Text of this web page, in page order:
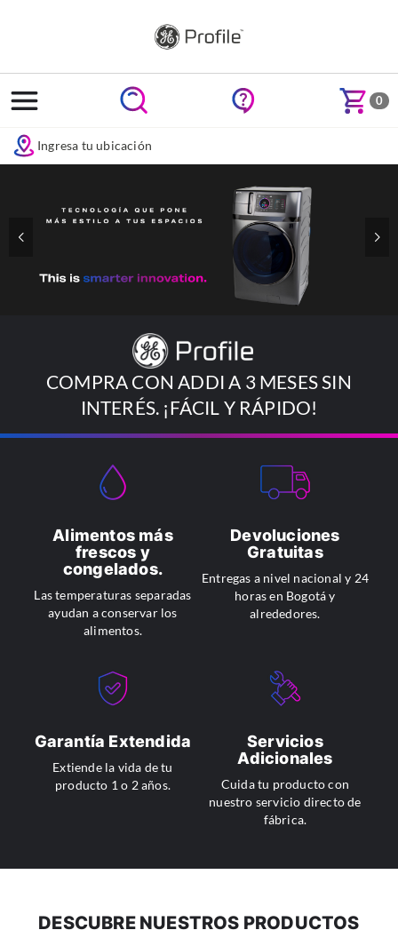
0
Ingresa tu ubicación
COMPRA CON ADDI A 3 MESES SIN
INTERÉS. ¡FÁCIL Y RÁPIDO!
Alimentos más
frescos y
congelados.
Las temperaturas separadas
ayudan a conservar los
alimentos.
Devoluciones
Gratuitas
Entregas a nivel nacional y 24
horas en Bogotá y
alrededores.
Garantía Extendida
Extiende la vida de tu
producto 1 o 2 años.
Servicios
Adicionales
Cuida tu producto con
nuestro servicio directo de
fábrica.
DESCUBRE NUESTROS PRODUCTOS